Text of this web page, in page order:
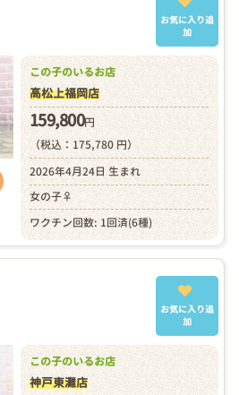
お気に入り追
加
この子のいるお店
高松上福岡店
159,800円
（税込：175,780 円）
2026年4月24日 生まれ
女の子♀
ワクチン回数: 1回済(6種)
お気に入り追
加
この子のいるお店
神戸東灘店